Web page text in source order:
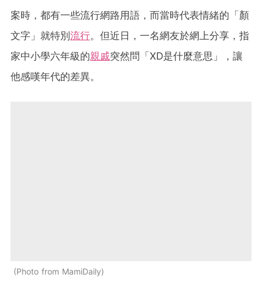
案時，都有一些流行網路用語，而當時代表情緒的「顏
文字」就特別流行。但近日，一名網友於網上分享，指
家中小學六年級的親戚突然問「XD是什麼意思」，讓
他感嘆年代的差異。
Photo from MamiDaily